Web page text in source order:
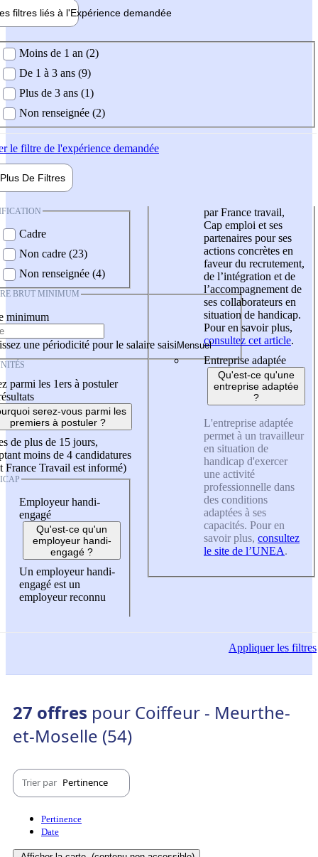
filtres liés à l'Expérience demandée
demandée
Moins de 1 an (2)
De 1 à 3 ans (9)
Plus de 3 ans (1)
Non renseignée (2)
le filtre de l'expérience demandée
Plus De Filtres
Cadre
Non cadre (23)
Non renseignée (4)
BRUT MINIMUM
minimum
une périodicité pour le salaire saisi
parmi les 1ers à postuler
serez-vous parmi les
premiers à postuler ?
de plus de 15 jours,
moins de 4 candidatures
France Travail est informé)
Employeur handi-
engagé
Qu'est-ce qu'un
employeur handi-
engagé ?
Un employeur handi-
engagé est un
employeur reconnu
par France travail,
Cap emploi et ses
partenaires pour ses
actions concrètes en
faveur du recrutement,
de l’intégration et de
l’accompagnement de
ses collaborateurs en
situation de handicap.
Pour en savoir plus,
consultez cet article.
Entreprise adaptée
Qu'est-ce qu'une
entreprise adaptée
?
L'entreprise adaptée
permet à un travailleur
en situation de
handicap d'exercer
une activité
professionnelle dans
des conditions
adaptées à ses
capacités. Pour en
savoir plus, consultez
le site de l’UNEA.
Appliquerles filtres
27 offres pour Coiffeur - Meurthe-
et-Moselle (54)
Trier par Pertinence
Pertinence
Date